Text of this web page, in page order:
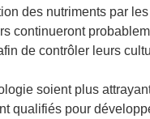
des nutriments par
continueront
de contrôler leurs
soient plus
qualifiés pour